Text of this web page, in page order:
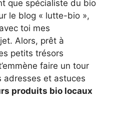
que spécialiste du bio
le blog « lutte-bio »,
toi mes
Alors, prêt à
petits trésors
faire un tour
adresses et astuces
produits bio locaux